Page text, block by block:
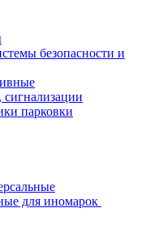
безопасности и
парковки
для иномарок